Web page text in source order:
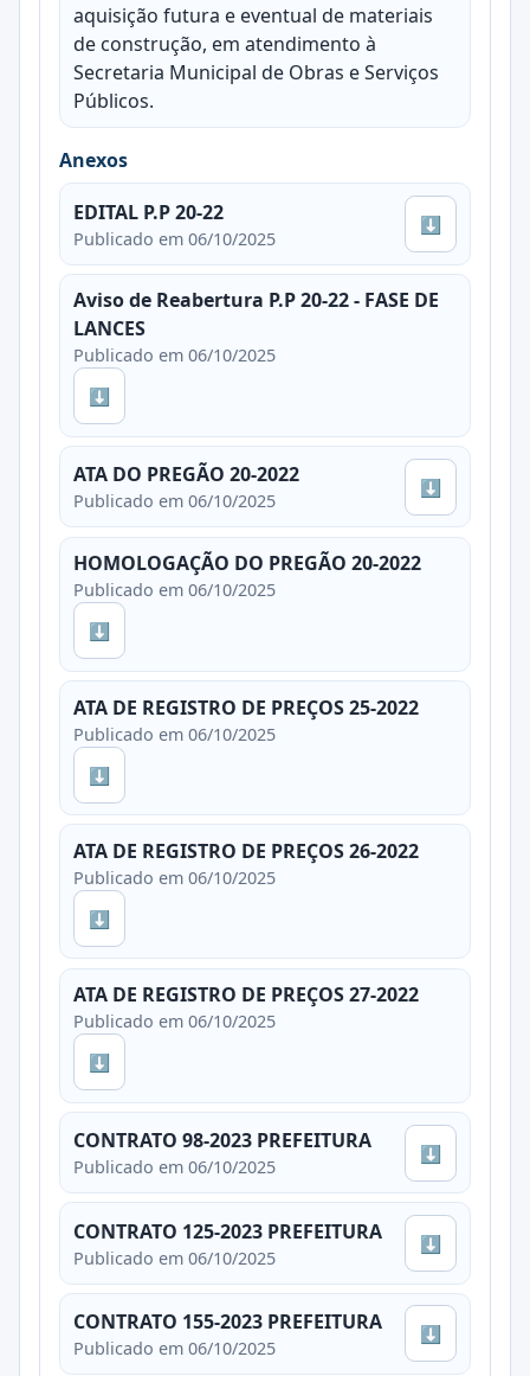
aquisição futura e eventual de materiais
de construção, em atendimento à
Secretaria Municipal de Obras e Serviços
Públicos.
Anexos
EDITAL P.P 20-22
Publicado em 06/10/2025
⬇
Aviso de Reabertura P.P 20-22 - FASE DE
LANCES
Publicado em 06/10/2025
⬇
ATA DO PREGÃO 20-2022
Publicado em 06/10/2025
⬇
HOMOLOGAÇÃO DO PREGÃO 20-2022
Publicado em 06/10/2025
⬇
ATA DE REGISTRO DE PREÇOS 25-2022
Publicado em 06/10/2025
⬇
ATA DE REGISTRO DE PREÇOS 26-2022
Publicado em 06/10/2025
⬇
ATA DE REGISTRO DE PREÇOS 27-2022
Publicado em 06/10/2025
⬇
CONTRATO 98-2023 PREFEITURA
Publicado em 06/10/2025
⬇
CONTRATO 125-2023 PREFEITURA
Publicado em 06/10/2025
⬇
CONTRATO 155-2023 PREFEITURA
Publicado em 06/10/2025
⬇